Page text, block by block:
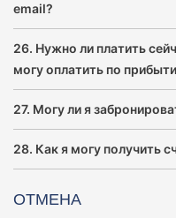
email?
26. Нужно ли платить
могу оплатить по
27. Могу ли я
28. Как я могу получить
ОТМЕНА